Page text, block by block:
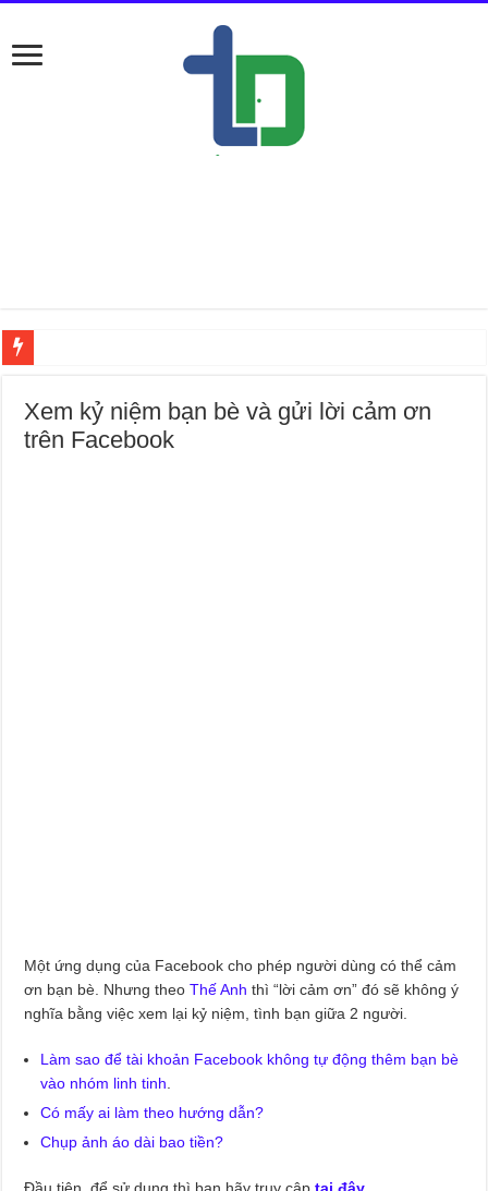
Xem kỷ niệm bạn bè và gửi lời cảm ơn
trên Facebook
Một ứng dụng của Facebook cho phép người dùng có thể cảm
ơn bạn bè. Nhưng theoThế Anh thì “lời cảm ơn” đó sẽ không ý
nghĩa bằng việc xem lại kỷ niệm, tình bạn giữa 2 người.
Làm sao để tài khoản Facebook không tự động thêm bạn bè
vào nhóm linh tinh
Có mấy ai làm theo hướng dẫn?
Chụp ảnh áo dài bao tiền?